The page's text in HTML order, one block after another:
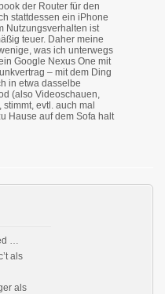
der Router für den
stattdessen ein iPhone
Nutzungsverhalten ist
teuer. Daher meine
was ich unterwegs
Google Nexus One mit
– mit dem Ding
in etwa dasselbe
(also Videoschauen,
evtl. auch mal
Hause auf dem Sofa halt
…
als
als